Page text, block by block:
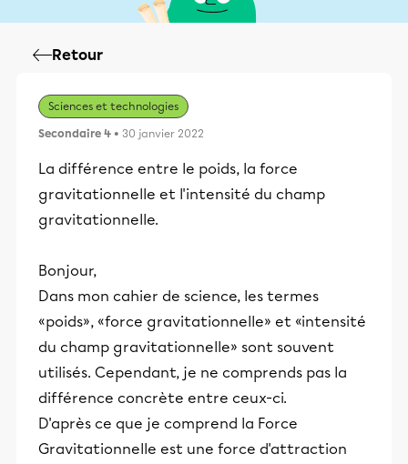
Retour
Sciences et technologies
Secondaire 4 • 30 janvier 2022
La différence entre le poids, la force
gravitationnelle et l'intensité du champ
gravitationnelle.
Bonjour,
Dans mon cahier de science, les termes
«poids», «force gravitationnelle» et «intensité
du champ gravitationnelle» sont souvent
utilisés. Cependant, je ne comprends pas la
différence concrète entre ceux-ci.
D'après ce que je comprend la Force
Gravitationnelle est une force d'attraction